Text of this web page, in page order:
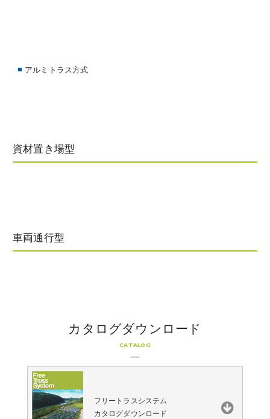
アルミトラス方式
資材置き場型
車両通行型
カタログダウンロード
CATALOG
フリートラスシステム
カタログダウンロード